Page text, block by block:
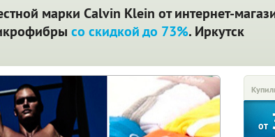
марки Calvin Klein от интернет-
со скидкой до 73%. Иркутск
от